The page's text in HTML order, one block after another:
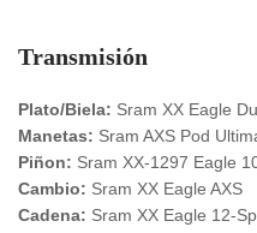
Transmisión
Plato/Biela: Sram XX Eagle
Manetas: Sram AXS Pod
Piñon: Sram XX-1297 Eagle
Cambio: Sram XX Eagle AXS
Cadena: Sram XX Eagle 12-